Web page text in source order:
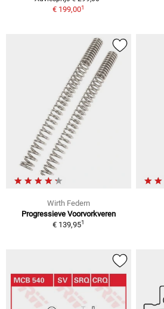
€ 199,001
Wirth Federn
Progressieve Voorvorkveren
€ 139,951